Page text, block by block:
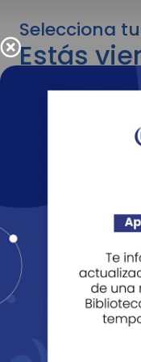
Selecciona
Estás
para
Para cambiar al
adelante
Entendido